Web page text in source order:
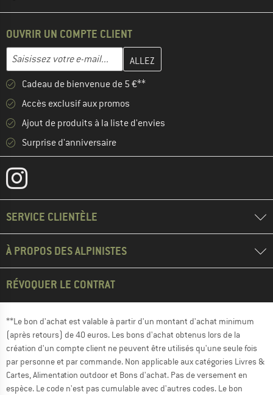
OUVRIR UN COMPTE CLIENT
Adresse e-mail
Entrez votre adresse e-mail ici et créez votre compte client à la
Cadeau de bienvenue de 5 €**
Accès exclusif aux promos
Ajout de produits à la liste d'envies
Surprise d'anniversaire
SERVICE CLIENTÈLE
À PROPOS DES ALPINISTES
RÉVOQUER LE CONTRAT
**Le bon d'achat est valable à partir d'un montant d'achat minimum
(après retours) de 40 euros. Les bons d'achat obtenus lors de la
création d'un compte client ne peuvent être utilisés qu'une seule fois
par personne et par commande. Non applicable aux catégories Livres &
Cartes, Alimentation outdoor et Bons d'achat. Pas de versement en
espèce. Le code n'est pas cumulable avec d'autres codes. Le bon